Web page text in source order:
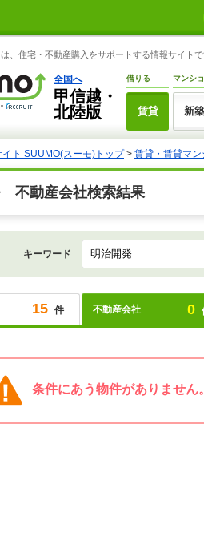
、住宅・不動産購入をサポートする情報サイトで
全国へ
甲信越・
北陸版
借りる
賃貸
マンシ
新築
ト SUUMO(スーモ)トップ> 賃貸・賃貸マン
不動産会社検索結果
キーワード
15 件 不動産会社 0
条件にあう物件がありません